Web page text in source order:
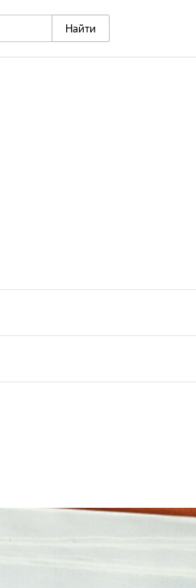
Найти